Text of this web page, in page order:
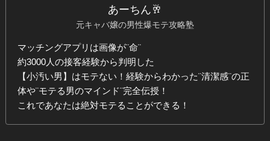
あーちん🥂
元キャバ嬢の男性爆モテ攻略塾
マッチングアプリは画像が¨命¨
約3000人の接客経験から判明した
【小汚い男】はモテない！経験からわかった¨清潔感¨の正
体や¨モテる男のマインド¨完全伝授！
これであなたは絶対モテることができる！